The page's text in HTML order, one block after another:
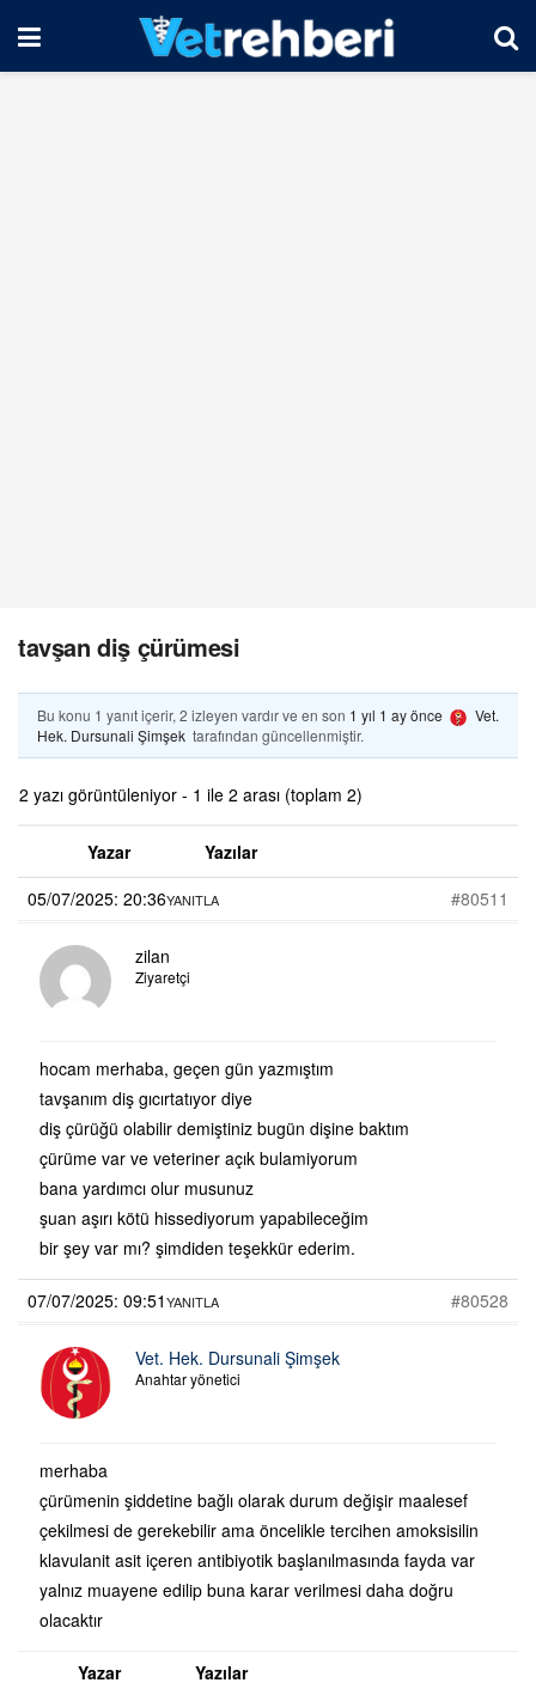
tavşan diş çürümesi
Bu konu 1 yanıt içerir, 2 izleyen vardır ve en son 1 yıl 1 ay önce
Vet.
Hek. Dursunali Şimşek tarafından güncellenmiştir.
2 yazı görüntüleniyor - 1 ile 2 arası (toplam 2)
Yazar
Yazılar
05/07/2025: 20:36
#80511
YANITLA
zilan
Ziyaretçi
hocam merhaba, geçen gün yazmıştım
tavşanım diş gıcırtatıyor diye
diş çürüğü olabilir demiştiniz bugün dişine baktım
çürüme var ve veteriner açık bulamiyorum
bana yardımcı olur musunuz
şuan aşırı kötü hissediyorum yapabileceğim
bir şey var mı? şimdiden teşekkür ederim.
07/07/2025: 09:51 #80528
YANITLA
Vet. Hek. Dursunali Şimşek
Anahtar yönetici
merhaba
çürümenin şiddetine bağlı olarak durum değişir maalesef
çekilmesi de gerekebilir ama öncelikle tercihen amoksisilin
klavulanit asit içeren antibiyotik başlanılmasında fayda var
yalnız muayene edilip buna karar verilmesi daha doğru
olacaktır
Yazar Yazılar